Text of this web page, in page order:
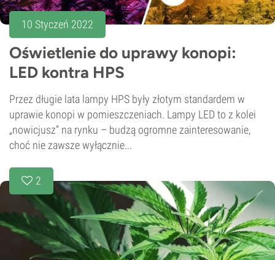
10 Styczeń 2022
Oświetlenie do uprawy konopi:
LED kontra HPS
Przez długie lata lampy HPS były złotym standardem w
uprawie konopi w pomieszczeniach. Lampy LED to z kolei
„nowicjusz” na rynku – budzą ogromne zainteresowanie,
choć nie zawsze wyłącznie...
2